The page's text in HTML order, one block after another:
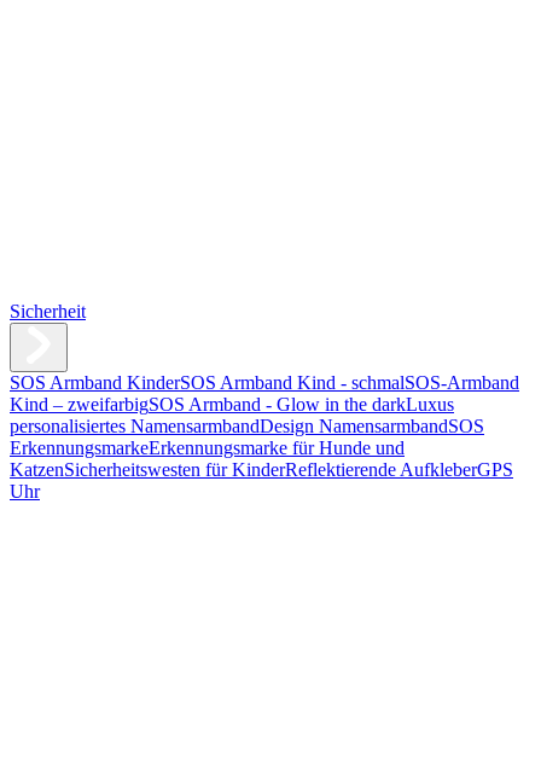
Sicherheit
SOS Armband KinderSOS Armband Kind - schmalSOS-Armband
Kind – zweifarbigSOS Armband - Glow in the darkLuxus
personalisiertes NamensarmbandDesign NamensarmbandSOS
ErkennungsmarkeErkennungsmarke für Hunde und
KatzenSicherheitswesten für KinderReflektierende AufkleberGPS
Uhr